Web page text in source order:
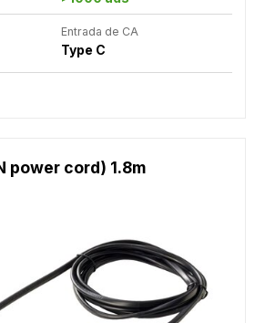
Entrada de CA
Type C
power cord) 1.8m